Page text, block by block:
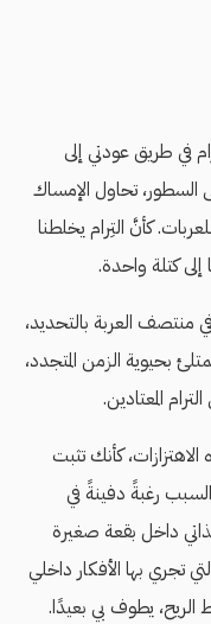
في طريق عودتي إلى
السطور، تحاول الإمساك
كأنَّ التِرام يخلطنا
إلى كتلة واحدة.
منتصف العربة بالتحديد،
بحيوية الزمن المتجدد،
المعتادين.
كأنك تثبت
رغبةً دفينةً في
داخل بقعة صغيرة
تجري بها الأفكار داخلي
الريح، يطوف بي بعيدًا.